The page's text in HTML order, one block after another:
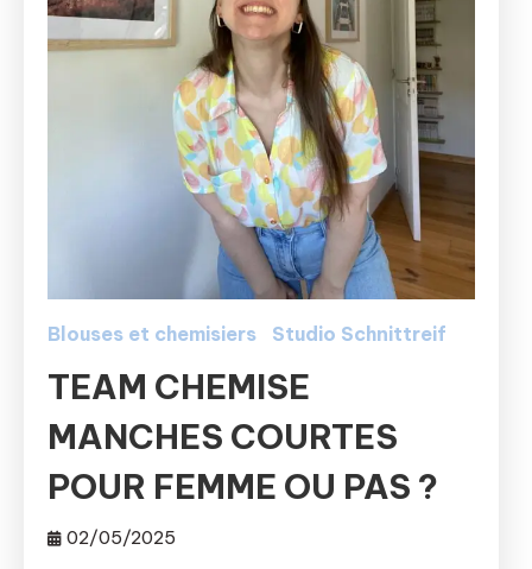
Blouses et chemisiers Studio Schnittreif
TEAM CHEMISE
MANCHES COURTES
POUR FEMME OU PAS ?
02/05/2025